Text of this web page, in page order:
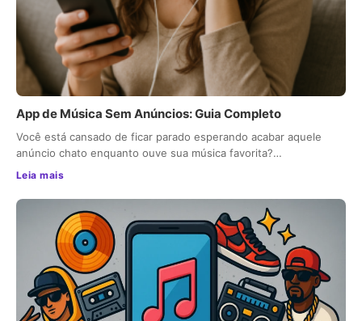
App de Música Sem Anúncios: Guia Completo
Você está cansado de ficar parado esperando acabar aquele
anúncio chato enquanto ouve sua música favorita?…
Leia mais